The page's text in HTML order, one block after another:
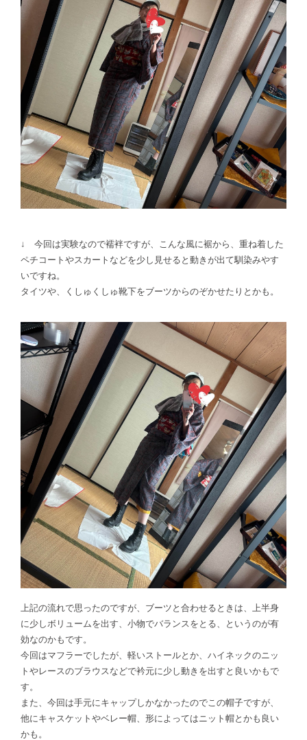
↓ 今回は実験なので襦袢ですが、こんな風に裾から、重ね着した
ペチコートやスカートなどを少し見せると動きが出て馴染みやす
いですね。
タイツや、くしゅくしゅ靴下をブーツからのぞかせたりとかも。
上記の流れで思ったのですが、ブーツと合わせるときは、上半身
に少しボリュームを出す、小物でバランスをとる、というのが有
効なのかもです。
今回はマフラーでしたが、軽いストールとか、ハイネックのニッ
トやレースのブラウスなどで衿元に少し動きを出すと良いかもで
す。
また、今回は手元にキャップしかなかったのでこの帽子ですが、
他にキャスケットやベレー帽、形によってはニット帽とかも良い
かも。